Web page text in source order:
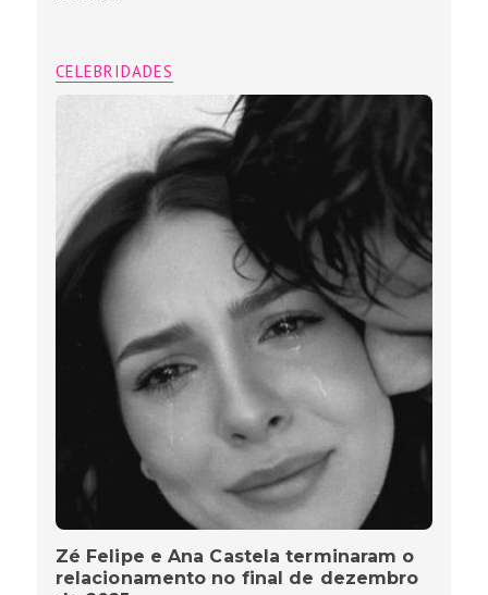
CELEBRIDADES
Zé Felipe e Ana Castela terminaram o
relacionamento no final de dezembro